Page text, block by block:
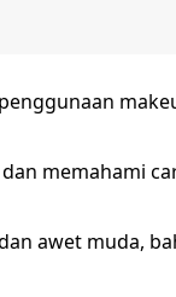
memahami
awet muda,